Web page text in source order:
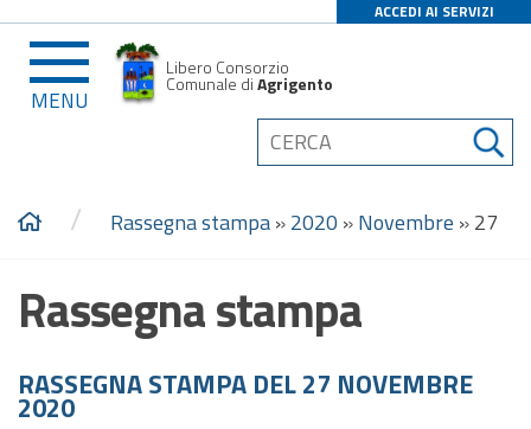
ACCEDI AI SERVIZI
MENU
Libero Consorzio
Comunale diAgrigento
/ Rassegna stampa»2020 »Novembre »27
Rassegna stampa
RASSEGNA STAMPA DEL 27 NOVEMBRE
2020